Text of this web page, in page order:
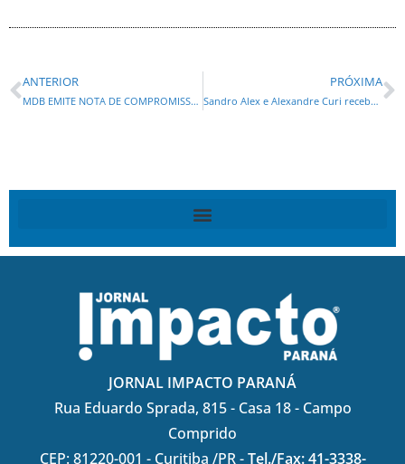
ANTERIOR
MDB EMITE NOTA DE COMPROMISSO EM FAVOR DA PRÉ-CANDIDATURA DE GRECA AO GOVERNO APÓS BOATOS DE DESISTÊNCIA
PRÓXIMA
Sandro Alex e Alexandre Curi recebem apoio das Assembleias de Deus, definido em convenção geral
JORNAL IMPACTO PARANÁ
Rua Eduardo Sprada, 815 - Casa 18 - Campo
Comprido
CEP: 81220-001 - Curitiba /PR -Tel./Fax: 41-3338-